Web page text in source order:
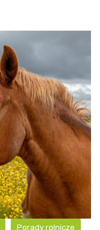
Porady rolnicze